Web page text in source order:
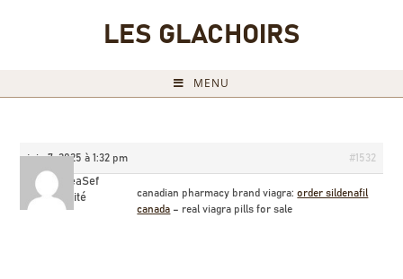
LES GLACHOIRS
MENU
juin 7, 2025 à 1:32 pm #1532
JameseaSef
Invité
canadian pharmacy brand viagra:order sildenafil
canada – real viagra pills for sale